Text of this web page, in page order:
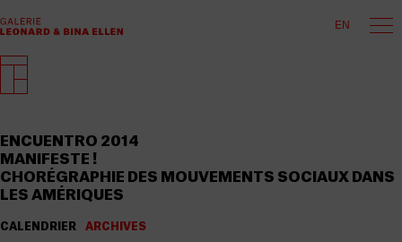
EN
ENCUENTRO 2014
MANIFESTE !
CHORÉGRAPHIE DES MOUVEMENTS SOCIAUX DANS
LES AMÉRIQUES
CALENDRIER ARCHIVES